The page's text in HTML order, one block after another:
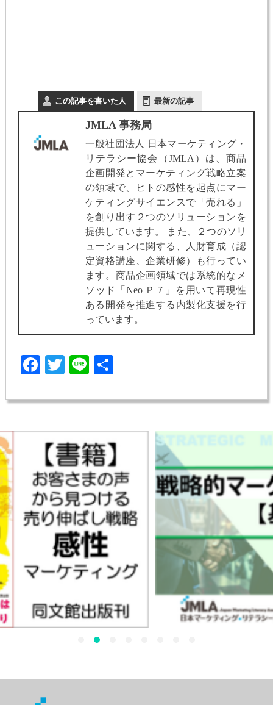
この記事を書いた人 最新の記事
JMLA 事務局
一般社団法人 日本マーケティング・
リテラシー協会（JMLA）は、商品
企画開発とマーケティング戦略立案
の領域で、ヒトの感性を起点にマー
ケティングサイエンスで「売れる」
を創り出す２つのソリューションを
提供しています。 また、２つのソリ
ューションに関する、人財育成（認
定資格講座、企業研修）も行ってい
ます。商品企画領域では系統的なメ
ソッド「Neo Ｐ７」を用いて再現性
ある開発を推進する内製化支援を行
っています。
Facebook
Twitter
Line